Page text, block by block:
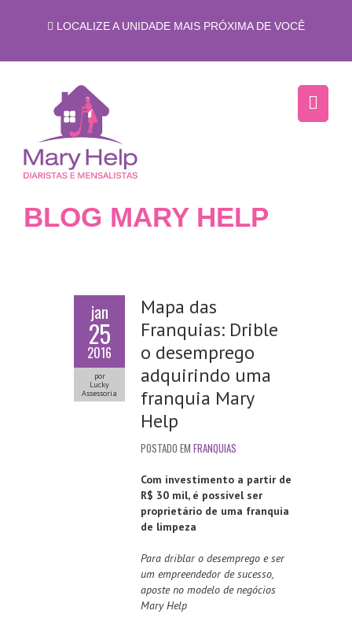
LOCALIZE A UNIDADE MAIS PRÓXIMA DE VOCÊ
BLOG MARY HELP
jan
25
2016
por
Lucky
Assessoria
Mapa das
Franquias: Drible
o desemprego
adquirindo uma
franquia Mary
Help
POSTADO EM FRANQUIAS
Com investimento a partir de
R$ 30 mil, é possível ser
proprietário de uma franquia
de limpeza
Para driblar o desemprego e ser
um empreendedor de sucesso,
aposte no modelo de negócios
Mary Help